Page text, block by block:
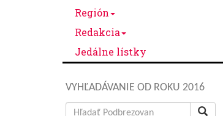
Región
Redakcia
Jedálne lístky
VYHĽADÁVANIE OD ROKU 2016
Search